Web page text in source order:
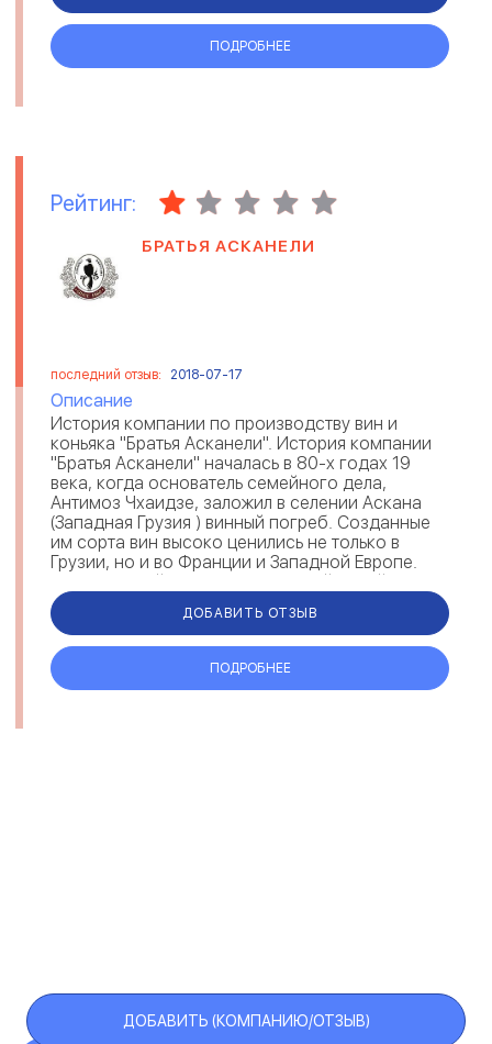
ПОДРОБНЕЕ
Рейтинг:
БРАТЬЯ АСКАНЕЛИ
последний отзыв: 2018-07-17
Описание
История компании по производству вин и
коньяка "Братья Асканели". История компании
"Братья Асканели" началась в 80-х годах 19
века, когда основатель семейного дела,
Антимоз Чхаидзе, заложил в селении Аскана
(Западная Грузия ) винный погреб. Созданные
им сорта вин высоко ценились не только в
Грузии, но и во Франции и Западной Европе.
Современный завод, оснащенный новей...
ДОБАВИТЬ ОТЗЫВ
ПОДРОБНЕЕ
ДОБАВИТЬ (КОМПАНИЮ/ОТЗЫВ)